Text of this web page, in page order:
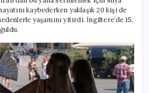
kaybederken yaklaşık 20 kişi de
yaşamını yitirdi. İngiltere’de 15,